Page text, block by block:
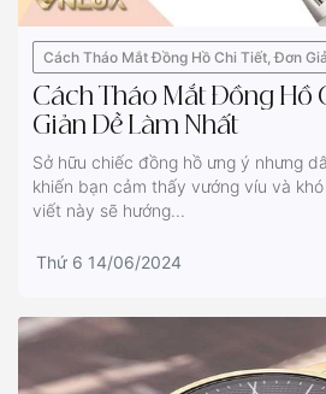
Cách Tháo Mắt Đồng Hồ Chi Tiết, Đơn
Cách Tháo Mắt Đồng Hồ
Giản Dễ Làm Nhất
Sở hữu chiếc đồng hồ ưng ý nhưng
khiến bạn cảm thấy vướng víu và
viết này sẽ hướng...
Thứ 6 14/06/2024